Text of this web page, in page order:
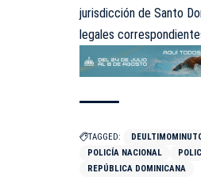
jurisdicción de Santo
legales
TAGGED:
POLICÍA NACIONAL
REPÚBLICA DOMINICANA